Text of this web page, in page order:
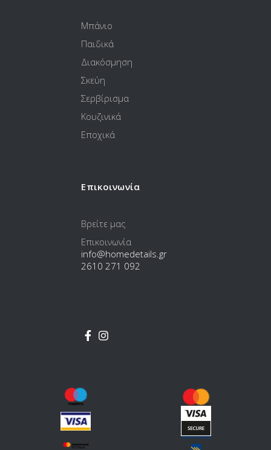
Μπάνιο
Παιδικά
Διακόσμηση
Σκεύη
Σερβίρισμα
Κουζινικά
Εποχικά
Επικοινωνία
Βρείτε μας
Επικοινωνία
info@homedetails.gr
2610 271 092